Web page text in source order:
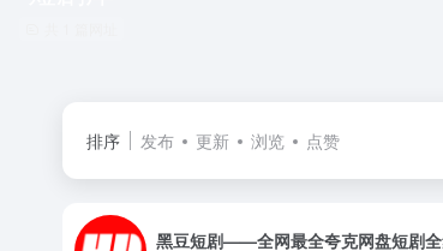
排序 发布 更新 浏览 点赞